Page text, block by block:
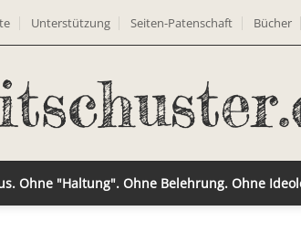
Unterstützung Seiten-Patenschaft Bücher
Ohne "Haltung". Ohne Belehrung. Ohne